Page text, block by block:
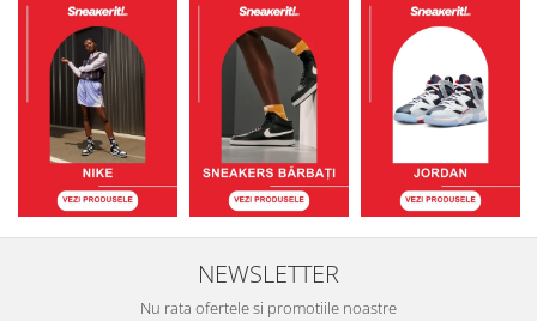
NEWSLETTER
Nu rata ofertele si promotiile noastre